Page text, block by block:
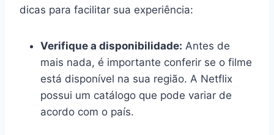
dicas para facilitar sua experiência:
Verifique a disponibilidade: Antes de
mais nada, é importante conferir se o filme
está disponível na sua região. A Netflix
possui um catálogo que pode variar de
acordo com o país.